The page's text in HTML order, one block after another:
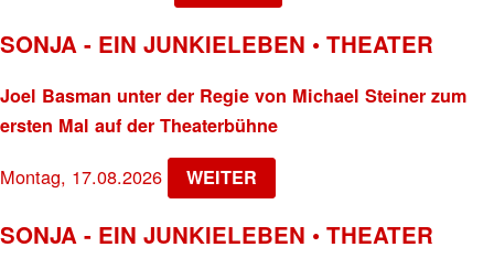
SONJA - EIN JUNKIELEBEN • THEATER
Joel Basman unter der Regie von Michael Steiner zum
ersten Mal auf der Theaterbühne
Montag, 17.08.2026 WEITER
SONJA - EIN JUNKIELEBEN • THEATER